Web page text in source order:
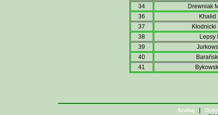
34
Drewniak
36
Khalid
37
38
Lepsy
39
40
41
Szukaj